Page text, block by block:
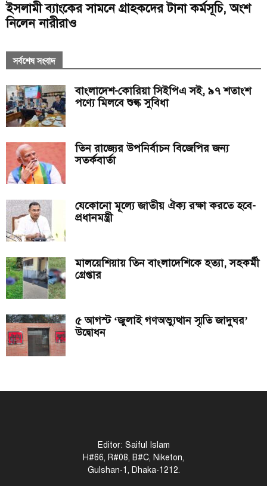
ইসলামী ব্যাংকের সামনে গ্রাহকদের টানা কর্মসূচি, অংশ
নিলেন নারীরাও
সর্বশেষ সংবাদ
বাংলাদেশ-কোরিয়া সিইপিএ সই, ৯৭ শতাংশ
পণ্যে মিলবে শুল্ক সুবিধা
তিন রাজ্যের উপনির্বাচন বিজেপির জন্য
সতর্কবার্তা
যেকোনো মূল্যে জাতীয় ঐক্য রক্ষা করতে হবে-
প্রধানমন্ত্রী
মালয়েশিয়ায় তিন বাংলাদেশিকে হত্যা, সহকর্মী
গ্রেপ্তার
৫ আগস্ট ‘জুলাই গণঅভ্যুত্থান স্মৃতি জাদুঘর’
উদ্বোধন
Editor: Saiful Islam
H#66, R#08, B#C, Niketon,
Gulshan-1, Dhaka-1212.